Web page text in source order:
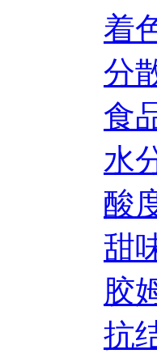
着
分
食
水
酸
甜
胶
抗